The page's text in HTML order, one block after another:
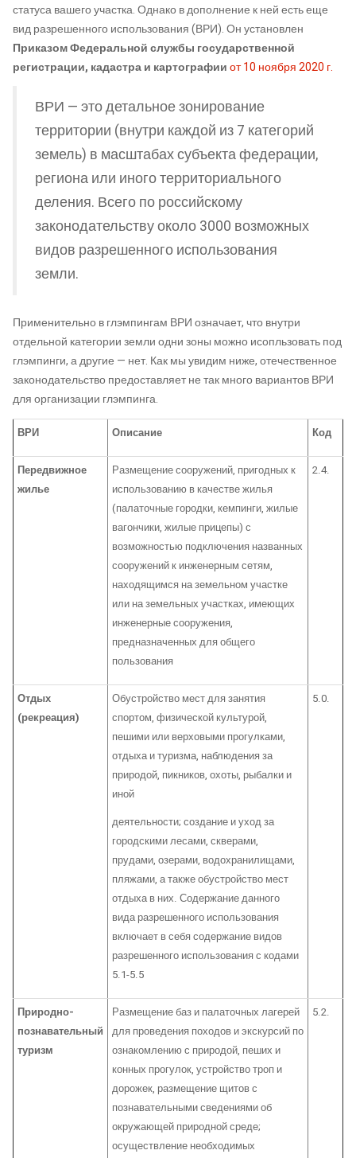
статуса вашего участка. Однако в дополнение к ней есть еще
вид разрешенного использования (ВРИ). Он установлен
Приказом Федеральной службы государственной
регистрации, кадастра и картографииот 10 ноября 2020 г.
ВРИ — это детальное зонирование
территории (внутри каждой из 7 категорий
земель) в масштабах субъекта федерации,
региона или иного территориального
деления. Всего по российскому
законодательству около 3000 возможных
видов разрешенного использования
земли.
Применительно в глэмпингам ВРИ означает, что внутри
отдельной категории земли одни зоны можно исопльзовать под
глэмпинги, а другие — нет. Как мы увидим ниже, отечественное
законодательство предоставляет не так много вариантов ВРИ
для организации глэмпинга.
ВРИ Описание Код
Передвижное
жилье
Размещение сооружений, пригодных к
использованию в качестве жилья
(палаточные городки, кемпинги, жилые
вагончики, жилые прицепы) с
возможностью подключения названных
сооружений к инженерным сетям,
находящимся на земельном участке
или на земельных участках, имеющих
инженерные сооружения,
предназначенных для общего
пользования
2.4.
Отдых
(рекреация)
Обустройство мест для занятия
спортом, физической культурой,
пешими или верховыми прогулками,
отдыха и туризма, наблюдения за
природой, пикников, охоты, рыбалки и
иной
деятельности; создание и уход за
городскими лесами, скверами,
прудами, озерами, водохранилищами,
пляжами, а также обустройство мест
отдыха в них. Содержание данного
вида разрешенного использования
включает в себя содержание видов
разрешенного использования с кодами
5.1-5.5
5.0.
Природно-
познавательный
туризм
Размещение баз и палаточных лагерей
для проведения походов и экскурсий по
ознакомлению с природой, пеших и
конных прогулок, устройство троп и
дорожек, размещение щитов с
познавательными сведениями об
окружающей природной среде;
осуществление необходимых
5.2.